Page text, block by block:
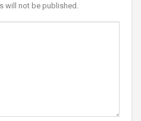
will not be published.